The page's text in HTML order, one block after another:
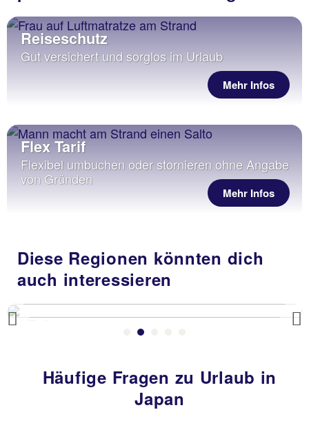
Reiseschutz
Gut versichert und sorglos im Urlaub
Mehr Infos
Flex Tarif
Flexibel umbuchen oder stornieren ohne Angabe
von Gründen
Mehr Infos
Diese Regionen könnten dich
auch interessieren
Previous
Philippinen
Häufige Fragen zu Urlaub in
Japan